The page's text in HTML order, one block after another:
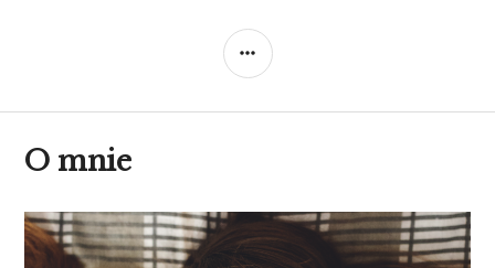
SIDEBAR
O mnie